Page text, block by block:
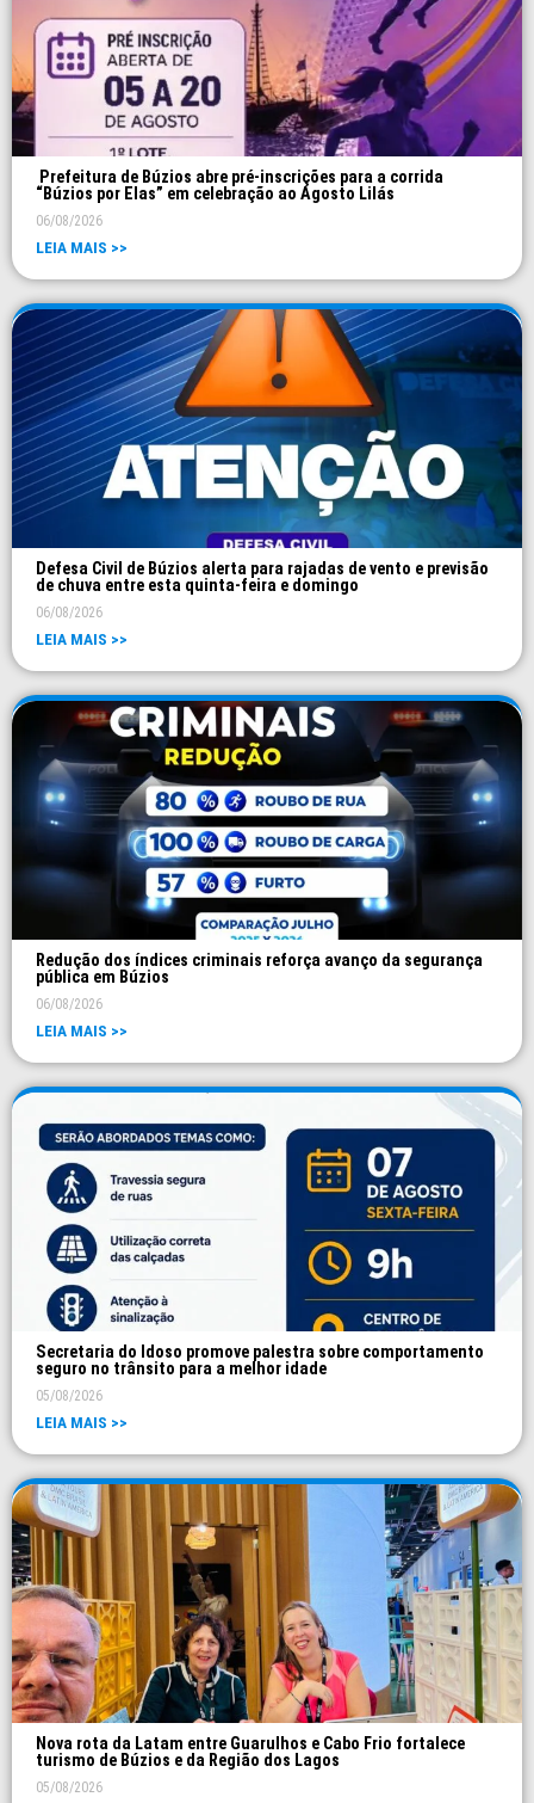
Prefeitura de Búzios abre pré-inscrições para a corrida
“Búzios por Elas” em celebração ao Agosto Lilás
06/08/2026
LEIA MAIS >>
Defesa Civil de Búzios alerta para rajadas de vento e previsão
de chuva entre esta quinta-feira e domingo
06/08/2026
LEIA MAIS >>
Redução dos índices criminais reforça avanço da segurança
pública em Búzios
06/08/2026
LEIA MAIS >>
Secretaria do Idoso promove palestra sobre comportamento
seguro no trânsito para a melhor idade
05/08/2026
LEIA MAIS >>
Nova rota da Latam entre Guarulhos e Cabo Frio fortalece
turismo de Búzios e da Região dos Lagos
05/08/2026